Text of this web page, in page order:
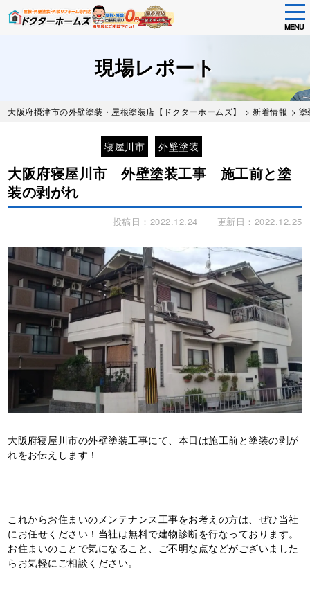
MENU
現場レポート
大阪府摂津市の外壁塗装・屋根塗装店【ドクターホームズ】 >新着情報 > 塗
寝屋川市 外壁塗装
大阪府寝屋川市 外壁塗装工事 施工前と塗
装の剥がれ
投稿日：2022.12.24 更新日：2022.12.25
大阪府寝屋川市の外壁塗装工事にて、本日は施工前と塗装の剥が
れをお伝えします！
これからお住まいのメンテナンス工事をお考えの方は、ぜひ当社
にお任せください！当社は無料で建物診断を行なっております。
お住まいのことで気になること、ご不明な点などがございました
らお気軽にご相談ください。